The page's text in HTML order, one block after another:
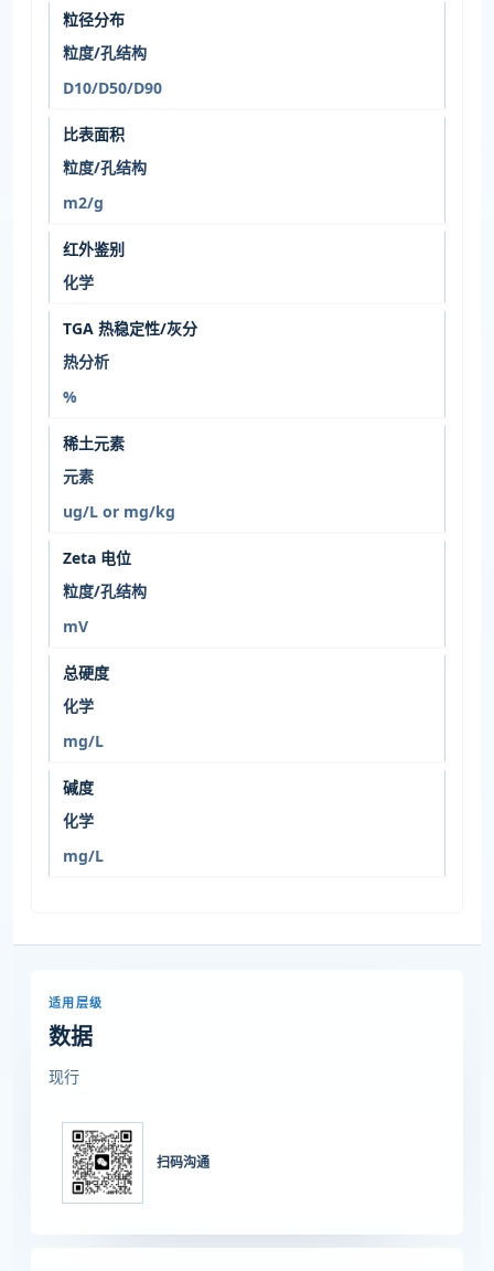
粒径分布
粒度/孔结构
D10/D50/D90
比表面积
粒度/孔结构
m2/g
红外鉴别
化学
TGA 热稳定性/灰分
热分析
%
稀土元素
元素
ug/L or mg/kg
Zeta 电位
粒度/孔结构
mV
总硬度
化学
mg/L
碱度
化学
mg/L
适用层级
数据
现行
扫码沟通